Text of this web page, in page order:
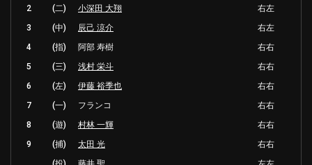
2
(二) 小深田 大翔
右左
3
(中) 辰己 涼介
右左
4
(指) 阿部 寿樹
右右
5
(三) 浅村 栄斗
右右
6
(左) 伊藤 裕季也
右右
7
(一) フランコ
右右
8
(遊) 村林 一輝
右右
9
(捕) 太田 光
右右